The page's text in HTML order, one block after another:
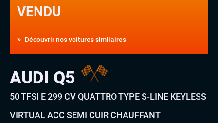
VENDU
Découvrir nos voitures similaires
AUDI Q5
50 TFSI E 299 CV QUATTRO TYPE S-LINE KEYLESS
VIRTUAL ACC SEMI CUIR CHAUFFANT